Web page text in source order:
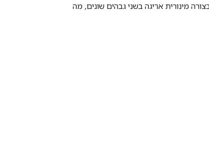
מינורית אריגה בשני גבהים שונים, מה